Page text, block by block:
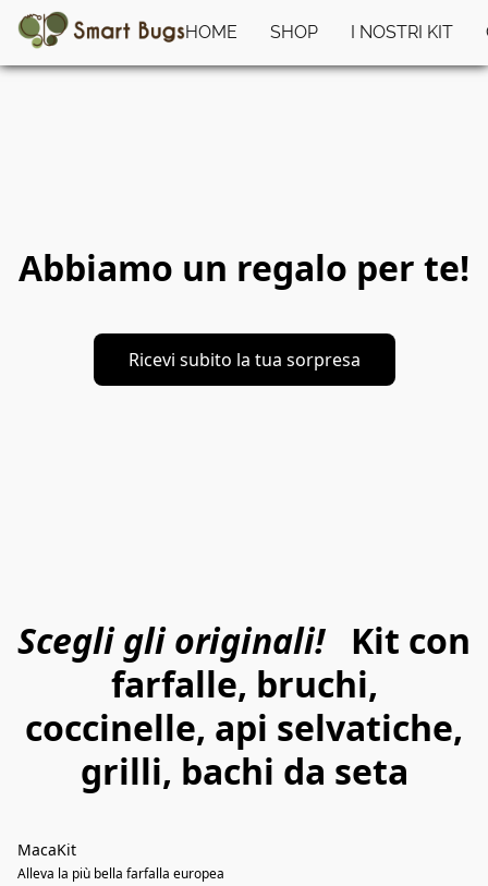
HOME SHOP I NOSTRI KIT
Abbiamo un regalo per te!
Ricevi subito la tua sorpresa
Scegli gli originali!Kit con
farfalle, bruchi,
coccinelle, api selvatiche,
grilli, bachi da seta
MacaKit
Alleva la più bella farfalla europea